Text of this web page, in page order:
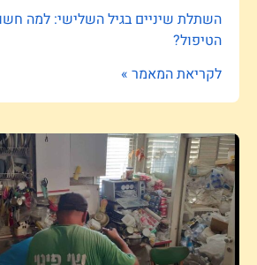
השתלת שיניים בגיל השלישי: למה
הטיפול?
לקריאת המאמר »